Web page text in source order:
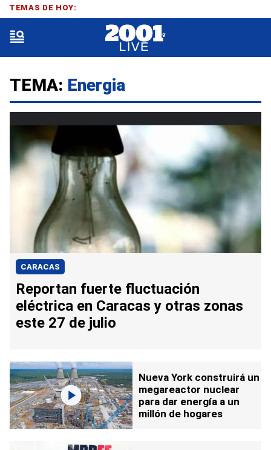
TEMA: Energia
CARACAS
Reportan fuerte fluctuación
eléctrica en Caracas y otras zonas
este 27 de julio
Nueva York construirá un
megareactor nuclear
para dar energía a un
millón de hogares
TEMAS DE HOY: